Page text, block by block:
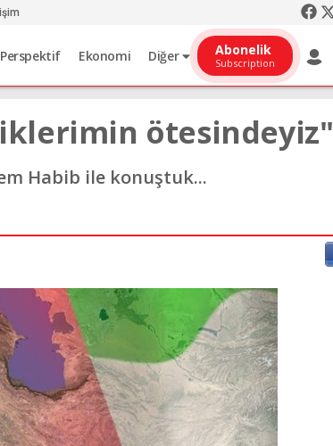
Perspektif Ekonomi Diğer Abonelik
Subscription
ötesindeyiz"
Habib ile konuştuk...